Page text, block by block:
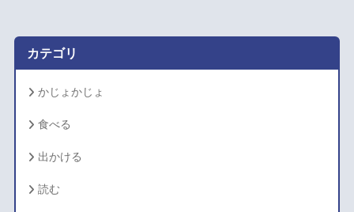
カテゴリ
かじょかじょ
食べる
出かける
読む